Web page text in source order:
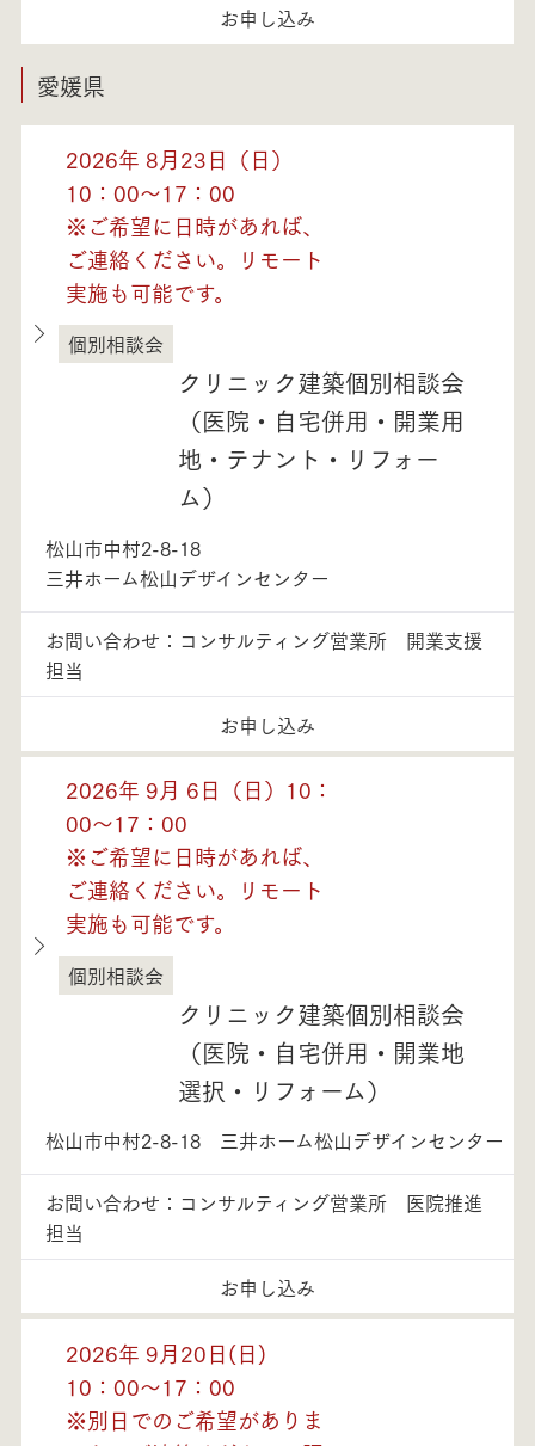
モデルハウス紹介・
オンライン相談 土地を探す 全国エリア情報
お申し込み
愛媛県
2026年 8月23日（日）
10：00～17：00
※ご希望に日時があれば、
ご連絡ください。リモート
実施も可能です。
愛媛県
個別相談会
クリニック建築個別相談会
（医院・自宅併用・開業用
地・テナント・リフォー
ム）
松山市中村2-8-18
三井ホーム松山デザインセンター
お問い合わせ：コンサルティング営業所 開業支援
担当
お申し込み
2026年 9月 6日（日）10：
00～17：00
※ご希望に日時があれば、
ご連絡ください。リモート
実施も可能です。
愛媛県
個別相談会
クリニック建築個別相談会
（医院・自宅併用・開業地
選択・リフォーム）
松山市中村2-8-18 三井ホーム松山デザインセンター
お問い合わせ：コンサルティング営業所 医院推進
担当
お申し込み
2026年 9月20日(日)
10：00～17：00
※別日でのご希望がありま